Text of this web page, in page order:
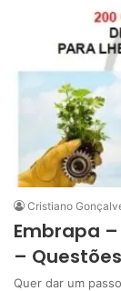
Cristiano
Embrapa
–
Quer dar um